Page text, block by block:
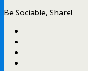
Be Sociable, Share!